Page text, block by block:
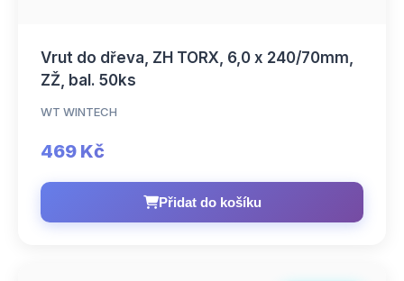
Vrut do dřeva, ZH TORX, 6,0 x 240/70mm,
ZŽ, bal. 50ks
WT WINTECH
469 Kč
Přidat do košíku